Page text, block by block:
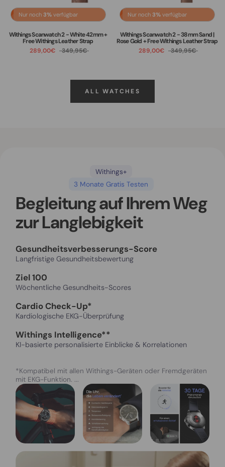
Nur noch 3%verfügbar
Withings Scanwatch 2 - White 42mm +
Free Withings Leather Strap
289,00€
349,95€
Nur noch 3%verfügbar
Withings Scanwatch 2 - 38mm Sand |
Rose Gold + Free Withings Leather Strap
289,00€
349,95€
ALL WATCHES
Withings+
3 Monate Gratis Testen
Begleitung auf Ihrem Weg
zur Langlebigkeit
Gesundheitsverbesserungs-Score
Langfristige Gesundheitsbewertung
Ziel 100
Wöchentliche Gesundheits-Scores
Cardio Check-Up*
Kardiologische EKG-Überprüfung
Withings Intelligence**
KI-basierte personalisierte Einblicke & Korrelationen
*Kompatibel mit allen Withings-Geräten oder Fremdgeräten
mit EKG-Funktion. ...